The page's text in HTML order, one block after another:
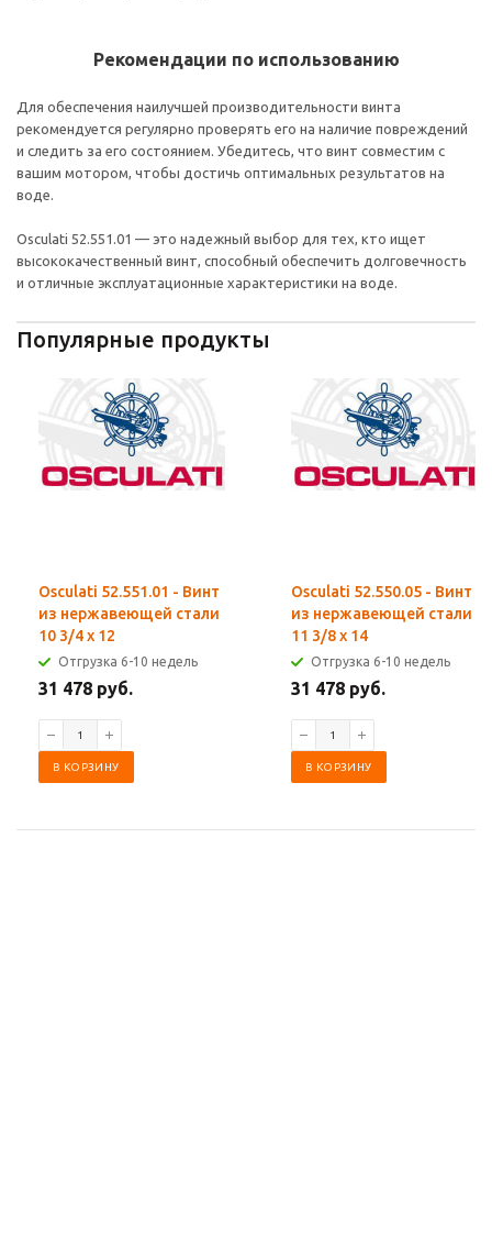
Рекомендации по использованию
Для обеспечения наилучшей производительности винта
рекомендуется регулярно проверять его на наличие повреждений
и следить за его состоянием. Убедитесь, что винт совместим с
вашим мотором, чтобы достичь оптимальных результатов на
воде.
Osculati 52.551.01 — это надежный выбор для тех, кто ищет
высококачественный винт, способный обеспечить долговечность
и отличные эксплуатационные характеристики на воде.
Популярные продукты
Osculati 52.551.01 - Винт
из нержавеющей стали
10 3/4 x 12
Отгрузка 6-10 недель
31 478 руб.
В КОРЗИНУ
Osculati 52.550.05 - Винт
из нержавеющей стали
11 3/8 x 14
Отгрузка 6-10 недель
31 478 руб.
В КОРЗИНУ